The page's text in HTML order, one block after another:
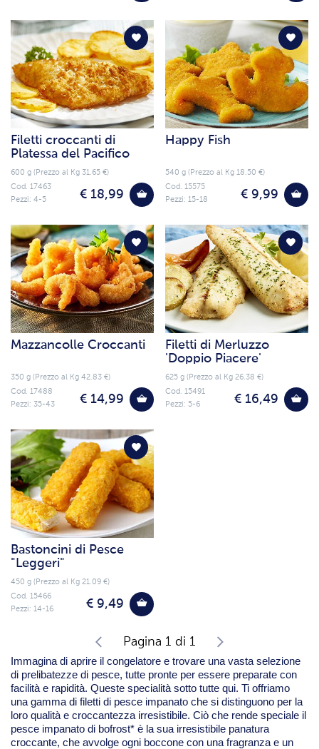
Filetti croccanti di
Platessa del Pacifico
600 g (Prezzo al Kg 31.65 €)
€ 18,99
Cod. 17463
Pezzi: 4-5
Happy Fish
540 g (Prezzo al Kg 18.50 €)
€ 9,99
Cod. 15575
Pezzi: 15-18
Mazzancolle Croccanti
350 g (Prezzo al Kg 42.83 €)
€ 14,99
Cod. 17488
Pezzi: 35-43
Filetti di Merluzzo
'Doppio Piacere'
625 g (Prezzo al Kg 26.38 €)
€ 16,49
Cod. 15491
Pezzi: 5-6
Bastoncini di Pesce
"Leggeri"
450 g (Prezzo al Kg 21.09 €)
€ 9,49
Cod. 15466
Pezzi: 14-16
Pagina 1 di 1
Immagina di aprire il congelatore e trovare una vasta selezione
di prelibatezze di pesce, tutte pronte per essere preparate con
facilità e rapidità. Queste specialità sotto tutte qui. Ti offriamo
una gamma di filetti di pesce impanato che si distinguono per la
loro qualità e croccantezza irresistibile. Ciò che rende speciale il
pesce impanato di bofrost* è la sua irresistibile panatura
croccante, che avvolge ogni boccone con una fragranza e un